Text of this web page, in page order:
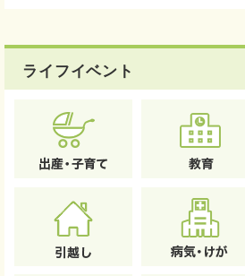
ライフイベント